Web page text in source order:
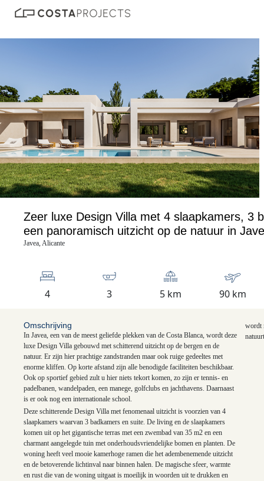
Zeer luxe Design Villa met 4 slaapkamers, 3
een panoramisch uitzicht op de natuur in
Javea, Alicante
4 3 5 km 90 km
Omschrijving
In Javea, een van de meest geliefde plekken van de Costa Blanca, wordt deze
luxe Design Villa gebouwd met schitterend uitzicht op de bergen en de
natuur. Er zijn hier prachtige zandstranden maar ook ruige gedeeltes met
enorme kliffen. Op korte afstand zijn alle benodigde faciliteiten beschikbaar.
Ook op sportief gebied zult u hier niets tekort komen, zo zijn er tennis- en
padelbanen, wandelpaden, een manege, golfclubs en jachthavens. Daarnaast
is er ook nog een internationale school.
Deze schitterende Design Villa met fenomenaal uitzicht is voorzien van 4
slaapkamers waarvan 3 badkamers en suite. De living en de slaapkamers
komen uit op het gigantische terras met een zwembad van 35 m2 en een
charmant aangelegde tuin met onderhoudsvriendelijke bomen en planten. De
woning heeft veel mooie kamerhoge ramen die het adembenemende uitzicht
en de betoverende lichtinval naar binnen halen. De magische sfeer, warmte
en rust die van de woning uitgaat is moeilijk in woorden uit te drukken en
wordt